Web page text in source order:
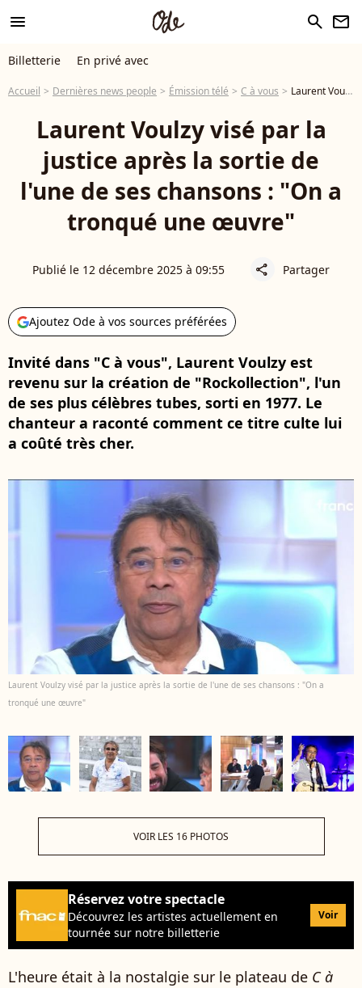
menu search newsletter
Billetterie En privé avec
Accueil Dernières news people Émission télé C à vous Laurent Voulzy visé par la justice après la sortie de l'une de ses chansons : "On a tronqué une œuvre"
Laurent Voulzy visé par la
justice après la sortie de
l'une de ses chansons : "On a
tronqué une œuvre"
Publié le 12 décembre 2025 à 09:55 share Partager
Ajoutez Ode à vos sources préférées
Invité dans "C à vous", Laurent Voulzy est
revenu sur la création de "Rockollection", l'un
de ses plus célèbres tubes, sorti en 1977. Le
chanteur a raconté comment ce titre culte lui
a coûté très cher.
Laurent Voulzy visé par la justice après la sortie de l'une de ses chansons : "On a
tronqué une œuvre"
VOIR LES 16 PHOTOS
Réservez votre spectacle
Découvrez les artistes actuellement en
tournée sur notre billetterie
Voir
L'heure était à la nostalgie sur le plateau de C à